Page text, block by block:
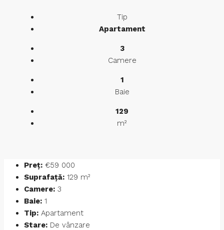
Tip
Apartament
3
Camere
1
Baie
129
m²
Preț: €59 000
Suprafață: 129 m²
Camere: 3
Baie: 1
Tip: Apartament
Stare: De vânzare